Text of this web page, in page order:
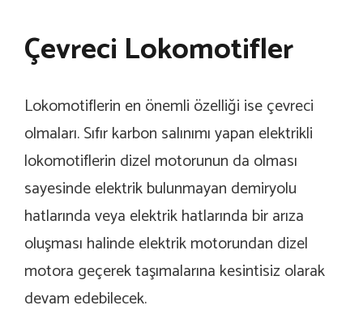
Çevreci Lokomotifler
Lokomotiflerin en önemli özelliği ise çevreci
olmaları. Sıfır karbon salınımı yapan elektrikli
lokomotiflerin dizel motorunun da olması
sayesinde elektrik bulunmayan demiryolu
hatlarında veya elektrik hatlarında bir arıza
oluşması halinde elektrik motorundan dizel
motora geçerek taşımalarına kesintisiz olarak
devam edebilecek.